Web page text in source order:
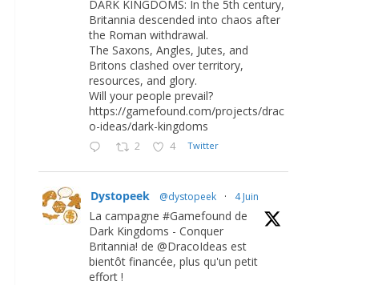
DARK KINGDOMS: In the 5th century,
Britannia descended into chaos after
the Roman withdrawal.
The Saxons, Angles, Jutes, and
Britons clashed over territory,
resources, and glory.
Will your people prevail?
https://gamefound.com/projects/drac
o-ideas/dark-kingdoms
2 4 Twitter
Dystopeek @dystopeek · 4 Juin
La campagne #Gamefound de
Dark Kingdoms - Conquer
Britannia! de @DracoIdeas est
bientôt financée, plus qu'un petit
effort !